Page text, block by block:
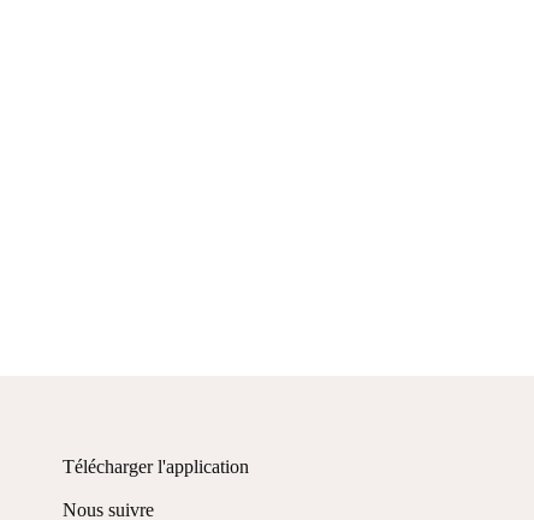
Télécharger l'application
Nous suivre